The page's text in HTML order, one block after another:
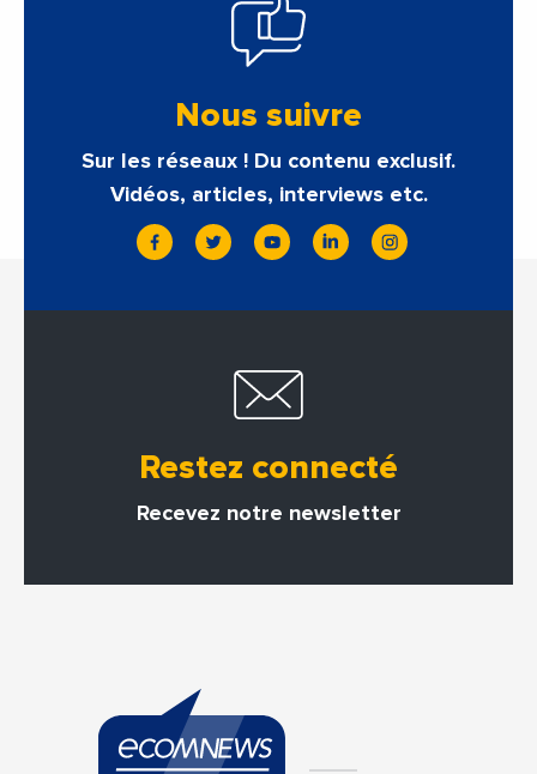
Nous suivre
Sur les réseaux ! Du contenu exclusif.
Vidéos, articles, interviews etc.
Restez connecté
Recevez notre newsletter